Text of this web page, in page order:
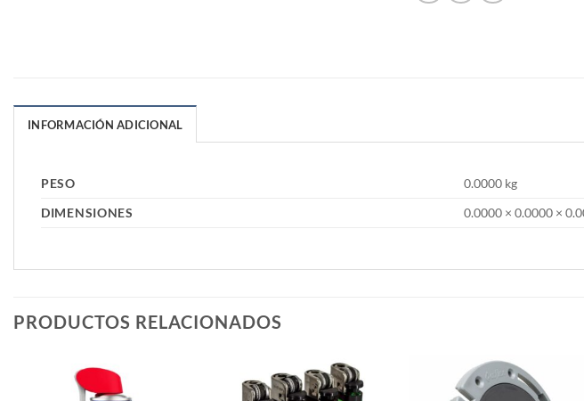
INFORMACIÓN ADICIONAL
PESO
0.0000 kg
DIMENSIONES
0.0000 × 0.0000 ×
PRODUCTOS RELACIONADOS